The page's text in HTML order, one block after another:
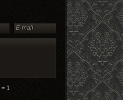
= 1